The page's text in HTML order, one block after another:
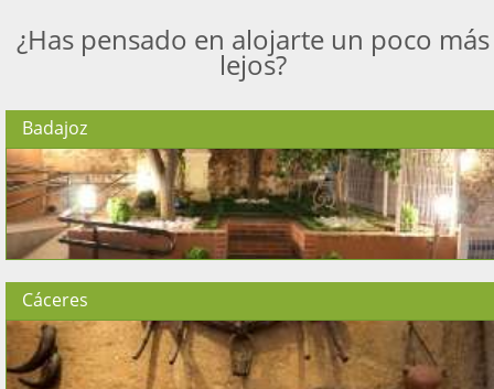
¿Has pensado en alojarte un poco más
lejos?
Badajoz
Cáceres